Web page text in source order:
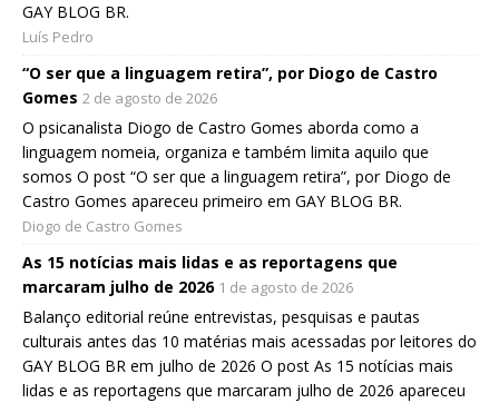
GAY BLOG BR.
Luís Pedro
“O ser que a linguagem retira”, por Diogo de Castro
Gomes 2 de agosto de 2026
O psicanalista Diogo de Castro Gomes aborda como a
linguagem nomeia, organiza e também limita aquilo que
somos O post “O ser que a linguagem retira”, por Diogo de
Castro Gomes apareceu primeiro em GAY BLOG BR.
Diogo de Castro Gomes
As 15 notícias mais lidas e as reportagens que
marcaram julho de 2026 1 de agosto de 2026
Balanço editorial reúne entrevistas, pesquisas e pautas
culturais antes das 10 matérias mais acessadas por leitores do
GAY BLOG BR em julho de 2026 O post As 15 notícias mais
lidas e as reportagens que marcaram julho de 2026 apareceu